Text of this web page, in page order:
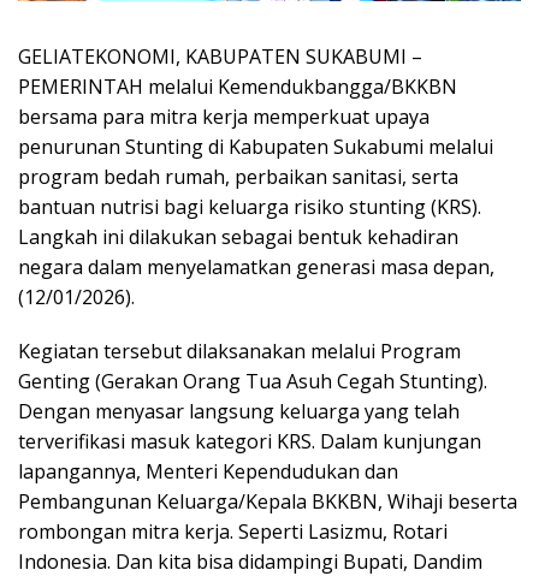
GELIATEKONOMI, KABUPATEN SUKABUMI –
PEMERINTAH melalui Kemendukbangga/BKKBN
bersama para mitra kerja memperkuat upaya
penurunan Stunting di Kabupaten Sukabumi melalui
program bedah rumah, perbaikan sanitasi, serta
bantuan nutrisi bagi keluarga risiko stunting (KRS).
Langkah ini dilakukan sebagai bentuk kehadiran
negara dalam menyelamatkan generasi masa depan,
(12/01/2026).
Kegiatan tersebut dilaksanakan melalui Program
Genting (Gerakan Orang Tua Asuh Cegah Stunting).
Dengan menyasar langsung keluarga yang telah
terverifikasi masuk kategori KRS. Dalam kunjungan
lapangannya, Menteri Kependudukan dan
Pembangunan Keluarga/Kepala BKKBN, Wihaji beserta
rombongan mitra kerja. Seperti Lasizmu, Rotari
Indonesia. Dan kita bisa didampingi Bupati, Dandim